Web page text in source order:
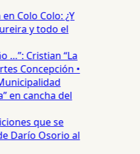
Colo Colo: ¿Y
y todo el
…”: Cristian “La
Concepción •
en cancha del
que se
Darío Osorio al